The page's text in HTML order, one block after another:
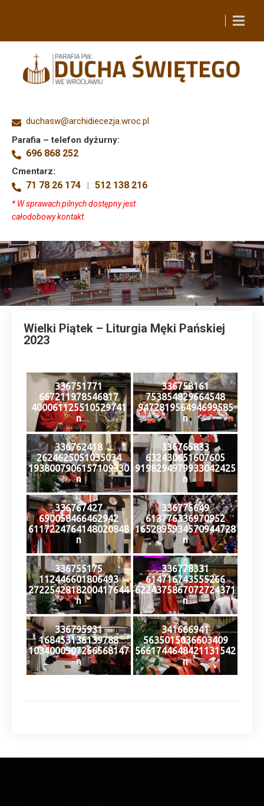
duchasw@archidiecezja.wroc.pl
Parafia – telefon dyżurny:
696 868 252
Cmentarz:
71 78 26 174 | 512 138 216
* W sprawach pilnych dostępny jest
całodobowy kontakt.
Wielki Piątek – Liturgia Męki Pańskiej
2023
336751771
667211978546817
400061125510529741
n
336758161
753854829664548
947281956494699585
n
336762418
2624625051035034
1938007906157109330
n
336765833
632430651607605
9198294979933042425
n
336767427
690058466462942
6117224764148020848
n
336775649
613776336970952
1652895934570944728
n
336755175
112446601806493
2722542818200417644
n
336778331
614716743555266
6224375867072724371
n
336795931
168453136139788
1034000907266568147
n
341666941
5635015036603409
5661744648421131542
n